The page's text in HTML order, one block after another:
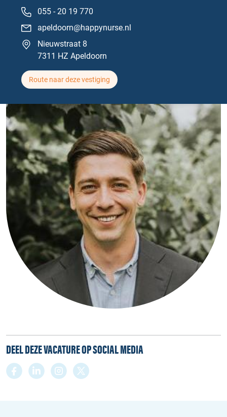
055 - 20 19 770
apeldoorn@happynurse.nl
Nieuwstraat 8
7311 HZ Apeldoorn
Route naar deze vestiging
DEEL DEZE VACATURE OP SOCIAL MEDIA